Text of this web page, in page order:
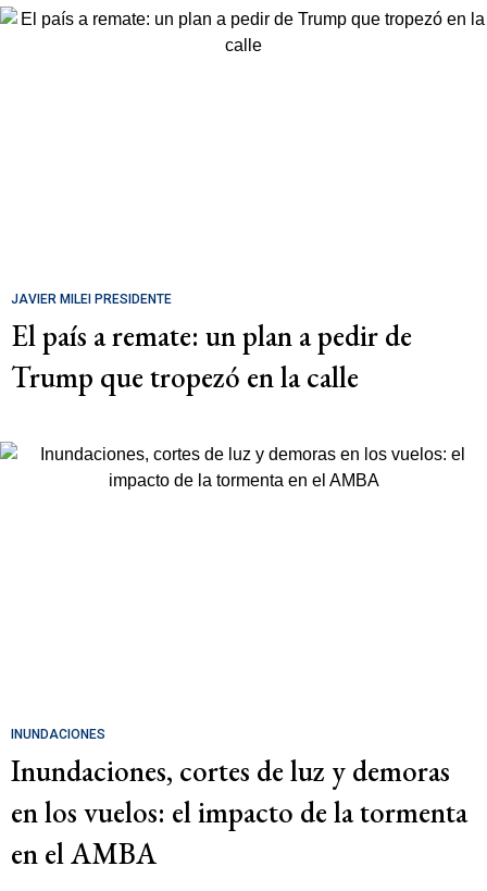
JAVIER MILEI PRESIDENTE
El país a remate: un plan a pedir de
Trump que tropezó en la calle
INUNDACIONES
Inundaciones, cortes de luz y demoras
en los vuelos: el impacto de la tormenta
en el AMBA